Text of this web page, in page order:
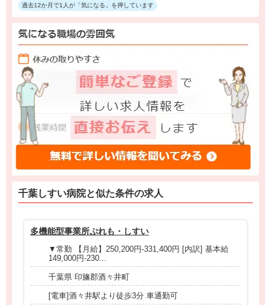
過去12か月で1人が「気になる」を押しています
千葉しすい病院と似た条件の求人
多機能型事業所ぷれも・しすい
▼常勤 【月給】250,200円-331,400円 [内訳] 基本給
149,000円-230...
千葉県 印旛郡酒々井町
[電車]酒々井駅より徒歩3分 車通勤可